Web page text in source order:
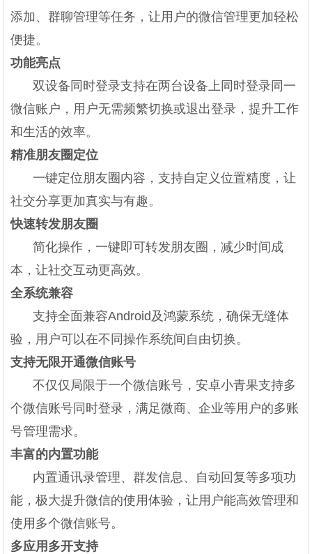
添加、群聊管理等任务，让用户的微信管理更加轻松
便捷。
功能亮点
双设备同时登录支持在两台设备上同时登录同一
微信账户，用户无需频繁切换或退出登录，提升工作
和生活的效率。
精准朋友圈定位
一键定位朋友圈内容，支持自定义位置精度，让
社交分享更加真实与有趣。
快速转发朋友圈
简化操作，一键即可转发朋友圈，减少时间成
本，让社交互动更高效。
全系统兼容
支持全面兼容Android及鸿蒙系统，确保无缝体
验，用户可以在不同操作系统间自由切换。
支持无限开通微信账号
不仅仅局限于一个微信账号，安卓小青果支持多
个微信账号同时登录，满足微商、企业等用户的多账
号管理需求。
丰富的内置功能
内置通讯录管理、群发信息、自动回复等多项功
能，极大提升微信的使用体验，让用户能高效管理和
使用多个微信账号。
多应用多开支持